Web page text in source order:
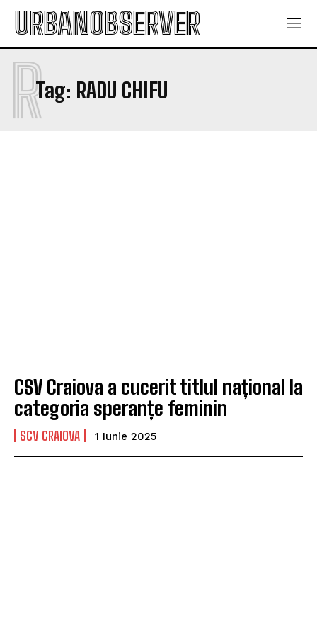
URBANOBSERVER
Tag: RADU CHIFU
R
CSV Craiova a cucerit titlul național la
categoria speranțe feminin
SCV CRAIOVA 1 Iunie 2025